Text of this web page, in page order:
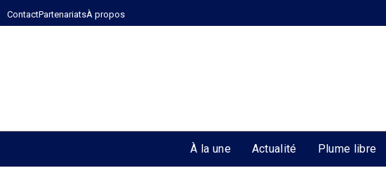
ContactPartenariatsÀ propos
À la une Actualité Plume libre